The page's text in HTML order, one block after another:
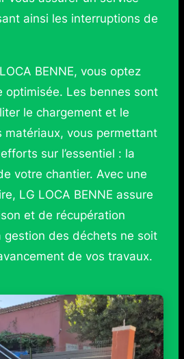
ainsi les interruptions de
BENNE, vous optez
optimisée. Les bennes sont
le chargement et le
matériaux, vous permettant
sur l’essentiel : la
votre chantier. Avec une
LG LOCA BENNE assure
et de récupération
gestion des déchets ne soit
de vos travaux.